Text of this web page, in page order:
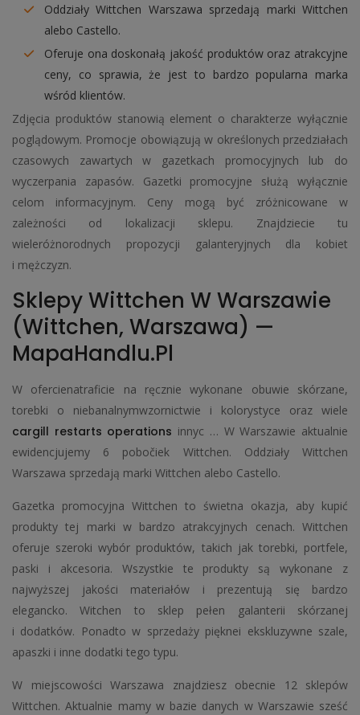
Oddziały Wittchen Warszawa sprzedają marki Wittchen
alebo Castello.
Oferuje ona doskonałą jakość produktów oraz atrakcyjne
ceny, co sprawia, że ​​jest to bardzo popularna marka
wśród klientów.
Zdjęcia produktów stanowią element o charakterze wyłącznie
poglądowym. Promocje obowiązują w określonych przedziałach
czasowych zawartych w gazetkach promocyjnych lub do
wyczerpania zapasów. Gazetki promocyjne służą wyłącznie
celom informacyjnym. Ceny mogą być zróżnicowane w
zależności od lokalizacji sklepu. Znajdziecie tu
wieleróżnorodnych propozycji galanteryjnych dla kobiet
i mężczyzn.
Sklepy Wittchen W Warszawie
(Wittchen, Warszawa) —
MapaHandlu.pl
W ofercienatraficie na ręcznie wykonane obuwie skórzane,
torebki o niebanalnymwzornictwie i kolorystyce oraz wiele
cargill restarts operations innyc … W Warszawie aktualnie
ewidencjujemy 6 pobočiek Wittchen. Oddziały Wittchen
Warszawa sprzedają marki Wittchen alebo Castello.
Gazetka promocyjna Wittchen to świetna okazja, aby kupić
produkty tej marki w bardzo atrakcyjnych cenach. Wittchen
oferuje szeroki wybór produktów, takich jak torebki, portfele,
paski i akcesoria. Wszystkie te produkty są wykonane z
najwyższej jakości materiałów i prezentują się bardzo
elegancko. Witchen to sklep pełen galanterii skórzanej
i dodatków. Ponadto w sprzedaży pięknei ekskluzywne szale,
apaszki i inne dodatki tego typu.
W miejscowości Warszawa znajdziesz obecnie 12 sklepów
Wittchen. Aktualnie mamy w bazie danych w Warszawie sześć